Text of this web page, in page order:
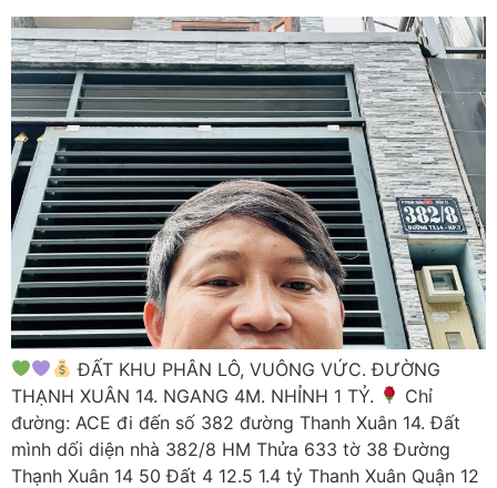
ĐẤT KHU PHÂN LÔ, VUÔNG VỨC. ĐƯỜNG
THẠNH XUÂN 14. NGANG 4M. NHỈNH 1 TỶ.
Chỉ
đường: ACE đi đến số 382 đường Thanh Xuân 14. Đất
mình dối diện nhà 382/8 HM Thửa 633 tờ 38 Đường
Thạnh Xuân 14 50 Đất 4 12.5 1.4 tỷ Thanh Xuân Quận 12